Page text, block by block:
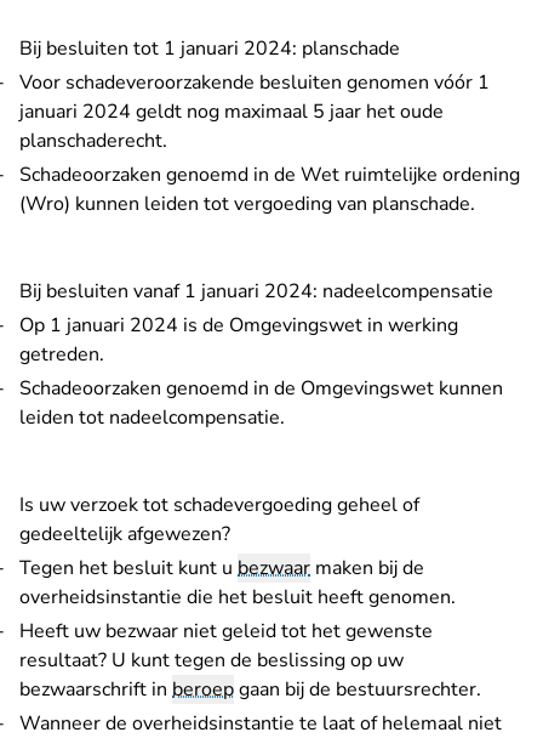
Bij besluiten tot 1 januari 2024: planschade
Voor schadeveroorzakende besluiten genomen vóór 1
januari 2024 geldt nog maximaal 5 jaar het oude
planschaderecht.
Schadeoorzaken genoemd in de Wet ruimtelijke ordening
(Wro) kunnen leiden tot vergoeding van planschade.
Bij besluiten vanaf 1 januari 2024: nadeelcompensatie
Op 1 januari 2024 is de Omgevingswet in werking
getreden.
Schadeoorzaken genoemd in de Omgevingswet kunnen
leiden tot nadeelcompensatie.
Is uw verzoek tot schadevergoeding geheel of
gedeeltelijk afgewezen?
Tegen het besluit kunt u bezwaar maken bij de
overheidsinstantie die het besluit heeft genomen.
Heeft uw bezwaar niet geleid tot het gewenste
resultaat? U kunt tegen de beslissing op uw
bezwaarschrift in beroepgaan bij de bestuursrechter.
Wanneer de overheidsinstantie te laat of helemaal niet